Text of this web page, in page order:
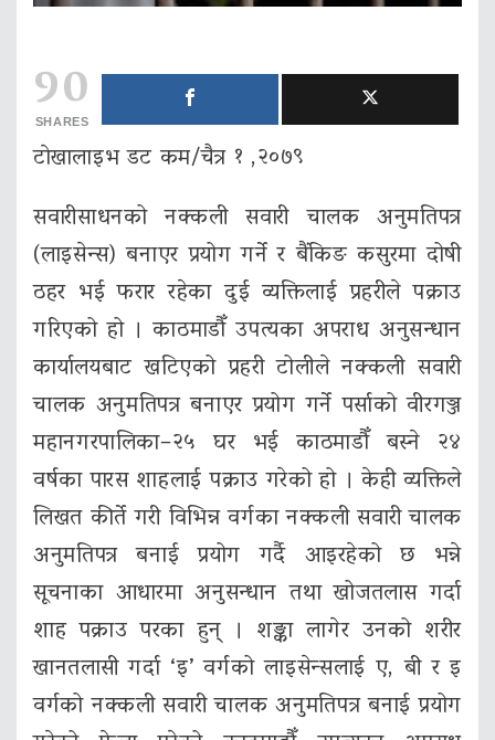
90
SHARES
टाेखालाइभ डट कम/चैत्र १ ,२०७९
सवारीसाधनको नक्कली सवारी चालक अनुमतिपत्र
(लाइसेन्स) बनाएर प्रयोग गर्ने र बैंकिङ कसुरमा दोषी
ठहर भई फरार रहेका दुई व्यक्तिलाई प्रहरीले पक्राउ
गरिएको हो । काठमाडौँ उपत्यका अपराध अनुसन्धान
कार्यालयबाट खटिएको प्रहरी टोलीले नक्कली सवारी
चालक अनुमतिपत्र बनाएर प्रयोग गर्ने पर्साको वीरगञ्ज
महानगरपालिका–२५ घर भई काठमाडौँ बस्ने २४
वर्षका पारस शाहलाई पक्राउ गरेको हो । केही व्यक्तिले
लिखत कीर्ते गरी विभिन्न वर्गका नक्कली सवारी चालक
अनुमतिपत्र बनाई प्रयोग गर्दै आइरहेको छ भन्ने
सूचनाका आधारमा अनुसन्धान तथा खोजतलास गर्दा
शाह पक्राउ परका हुन् । शङ्का लागेर उनको शरीर
खानतलासी गर्दा ‘इ’ वर्गको लाइसेन्सलाई ए, बी र इ
वर्गको नक्कली सवारी चालक अनुमतिपत्र बनाई प्रयोग